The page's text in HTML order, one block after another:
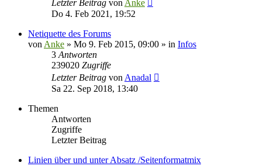
Letzter Beitrag von Anke
Do 4. Feb 2021, 19:52
Netiquette des Forums
von Anke » Mo 9. Feb 2015, 09:00 » in Infos
3 Antworten
239020 Zugriffe
Letzter Beitrag von Anadal
Sa 22. Sep 2018, 13:40
Themen
Antworten
Zugriffe
Letzter Beitrag
Linien über und unter Absatz /Seitenformatmix